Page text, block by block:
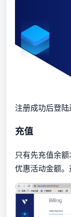
注册成功后登
充值
只有先充值余
优惠活动金额。